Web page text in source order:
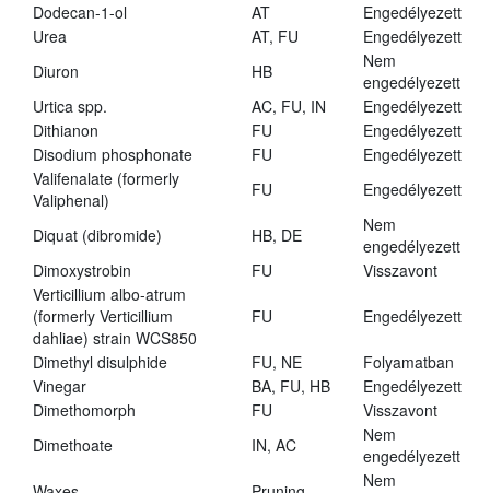
Dodecan-1-ol AT
Engedélyezett
Urea
AT, FU
Engedélyezett
Diuron
HB
Nem
engedélyezett
Urtica spp.
AC, FU, IN
Engedélyezett
Dithianon
FU
Engedélyezett
Disodium phosphonate
FU
Engedélyezett
Valifenalate (formerly
Valiphenal)
FU Engedélyezett
Diquat (dibromide) HB, DE
Nem
engedélyezett
Dimoxystrobin
FU
Visszavont
Verticillium albo-atrum
(formerly Verticillium
dahliae) strain WCS850
FU Engedélyezett
Dimethyl disulphide FU, NE
Folyamatban
Vinegar
BA, FU, HB
Engedélyezett
Dimethomorph
FU
Visszavont
Dimethoate
IN, AC
Nem
engedélyezett
Nem